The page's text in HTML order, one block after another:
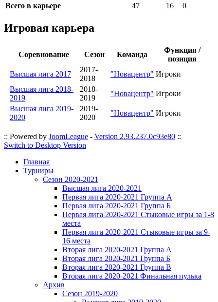
Всего в карьере
47 16 0
Игровая карьера
Соревнование Сезон Команда
Функция /
позиция
Высшая лига 2017
2017-
2018
"Новацентр" Игроки
Высшая лига 2018-
2019
2018-
2019
"Новацентр" Игроки
Высшая лига 2019-
2020
2019-
2020
"Новацентр" Игроки
:: Powered by JoomLeague - Version 2.93.237.0c93e80 ::
Switch to Desktop Version
Главная
Турниры
Сезон 2020-2021
Высшая лига 2020-2021
Первая лига 2020-2021 Группа А
Первая лига 2020-2021 Группа Б
Первая лига 2020-2021 Стыковые игры за 1-8
места
Первая лига 2020-2021 Стыковые игры за 9-
16 места
Вторая лига 2020-2021 Группа А
Вторая лига 2020-2021 Группа Б
Вторая лига 2020-2021 Группа В
Вторая лига 2020-2021 Финальная пулька
Архив
Сезон 2019-2020